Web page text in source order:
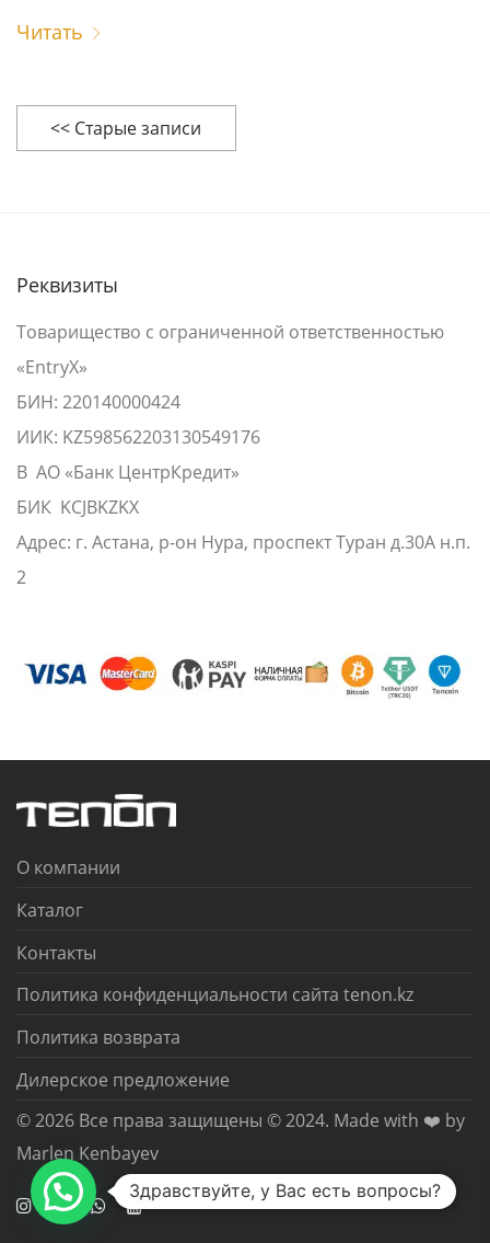
Читать
<< Старые записи
Реквизиты
Товарищество с ограниченной ответственностью
«EntryX»
БИН: 220140000424
ИИК: KZ598562203130549176
В АО «Банк ЦентрКредит»
БИК KCJBKZKX
Адрес: г. Астана, р-он Нура, проспект Туран д.30А н.п.
2
О компании
Каталог
Контакты
Политика конфиденциальности сайта tenon.kz
Политика возврата
Дилерское предложение
© 2026 Все права защищены © 2024. Made with ❤️ by
Marlen Kenbayev
Здравствуйте, у Вас есть вопросы?